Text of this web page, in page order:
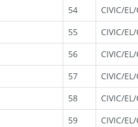
54 CIVIC/EL/
55 CIVIC/EL/
56 CIVIC/EL/
57 CIVIC/EL/
58 CIVIC/EL/
59 CIVIC/EL/